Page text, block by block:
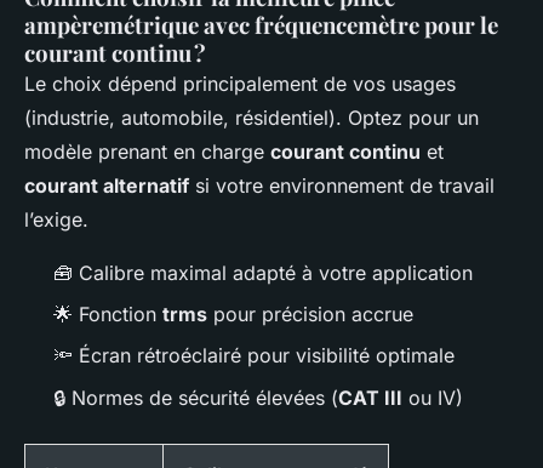
ampèremétrique avec fréquencemètre pour le
courant continu ?
Le choix dépend principalement de vos usages
(industrie, automobile, résidentiel). Optez pour un
modèle prenant en charge courant continu et
courant alternatif si votre environnement de travail
l’exige.
🧰 Calibre maximal adapté à votre application
🌟 Fonction trms pour précision accrue
🔦 Écran rétroéclairé pour visibilité optimale
🔒 Normes de sécurité élevées (CAT III ou IV)